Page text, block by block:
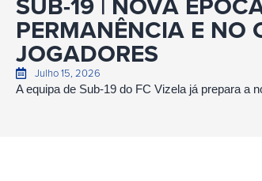
PERMANÊNCIA E NO
JOGADORES
Julho 15, 2026
A equipa de Sub-19 do FC Vizela já prepara a